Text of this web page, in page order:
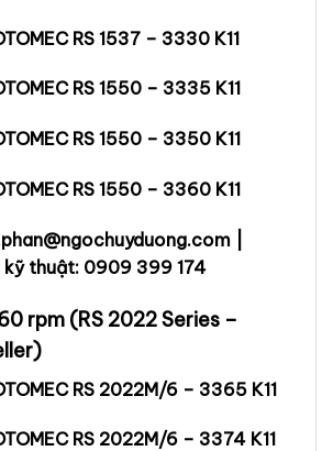
RS 1537 – 3330 K11
RS 1550 – 3335 K11
RS 1550 – 3350 K11
RS 1550 – 3360 K11
|
thuật: 0909 399 174
rpm (RS 2022 Series –
RS 2022M/6 – 3365 K11
RS 2022M/6 – 3374 K11